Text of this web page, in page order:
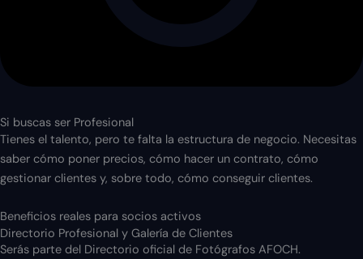
Si buscas ser Profesional
Tienes el talento, pero te falta la estructura de negocio. Necesitas
saber cómo poner precios, cómo hacer un contrato, cómo
gestionar clientes y, sobre todo, cómo conseguir clientes.
Beneficios reales para socios activos
Directorio Profesional y Galería de Clientes
Serás parte del Directorio oficial de Fotógrafos AFOCH.